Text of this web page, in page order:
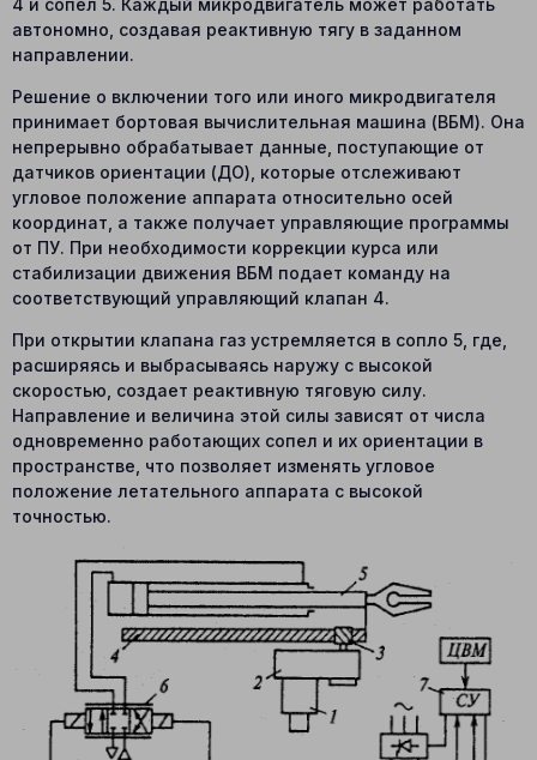
4 и сопел 5. Каждый микродвигатель может работать
автономно, создавая реактивную тягу в заданном
направлении.
Решение о включении того или иного микродвигателя
принимает бортовая вычислительная машина (ВБМ). Она
непрерывно обрабатывает данные, поступающие от
датчиков ориентации (ДО), которые отслеживают
угловое положение аппарата относительно осей
координат, а также получает управляющие программы
от ПУ. При необходимости коррекции курса или
стабилизации движения ВБМ подает команду на
соответствующий управляющий клапан 4.
При открытии клапана газ устремляется в сопло 5, где,
расширяясь и выбрасываясь наружу с высокой
скоростью, создает реактивную тяговую силу.
Направление и величина этой силы зависят от числа
одновременно работающих сопел и их ориентации в
пространстве, что позволяет изменять угловое
положение летательного аппарата с высокой
точностью.